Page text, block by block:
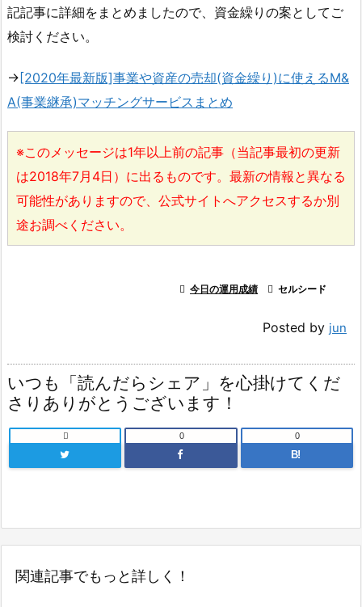
記記事に詳細をまとめましたので、資金繰りの案としてご
検討ください。
→ [2020年最新版]事業や資産の売却(資金繰り)に使えるM&
A(事業継承)マッチングサービスまとめ
※このメッセージは1年以上前の記事（当記事最初の更新
は2018年7月4日）に出るものです。最新の情報と異なる
可能性がありますので、公式サイトへアクセスするか別
途お調べください。
 今日の運用成績  セルシード
Posted by jun
いつも「読んだらシェア」を心掛けてくだ
さりありがとうございます！
 0
B!
0
関連記事でもっと詳しく！